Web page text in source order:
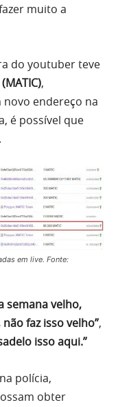
muito a
do youtuber teve
,
novo endereço na
é possível que
em live. Fonte:
semana velho,
faz isso velho”,
isso aqui.”
polícia,
obter